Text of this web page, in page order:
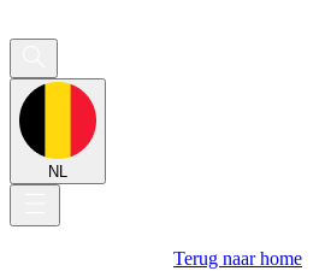
NL
Terug naar home